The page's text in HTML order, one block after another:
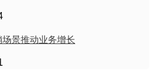
景推动业务增长